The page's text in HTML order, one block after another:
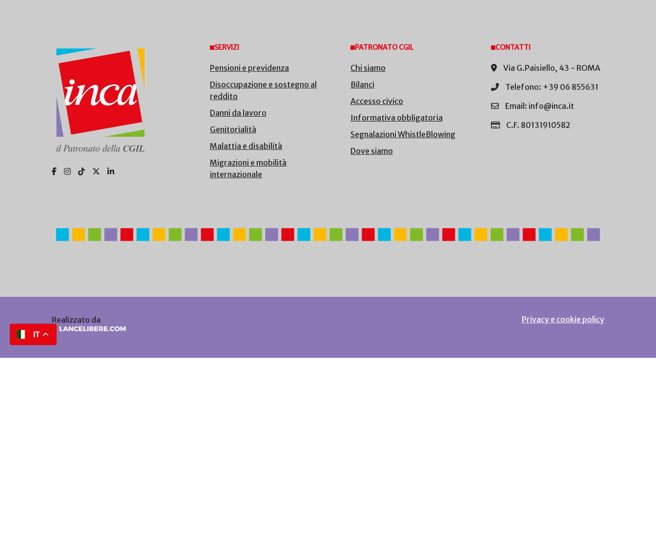
SERVIZI
Pensioni e previdenza
Disoccupazione e sostegno al
reddito
Danni da lavoro
Genitorialità
Malattia e disabilità
Migrazioni e mobilità
internazionale
PATRONATO CGIL
Chi siamo
Bilanci
Accesso civico
Informativa obbligatoria
Segnalazioni WhistleBlowing
Dove siamo
CONTATTI
Via G.Paisiello, 43 - ROMA
Telefono: +39 06 855631
Email: info@inca.it
C.F. 80131910582
Realizzato da Privacy e cookie policy
IT